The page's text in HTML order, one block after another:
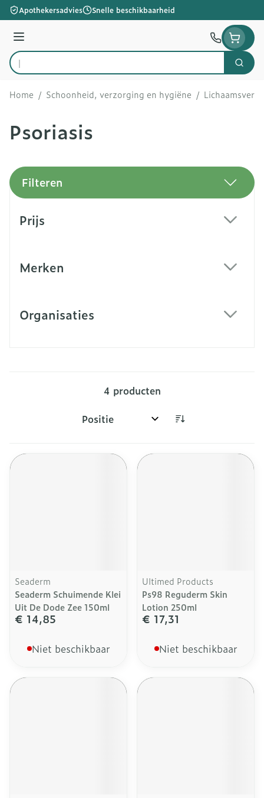
Ga naar de inhoud
Apothekersadvies Snelle beschikbaarheid
Menu
Product, merk, categorie...
Zoek
Home / Schoonheid, verzorging en hygiëne /
Psoriasis
Filteren
Prijs
Merken
Organisaties
4 producten
Sorteer op:
Seaderm
Seaderm Schuimende Klei
Uit De Dode Zee 150ml
€ 14,85
Niet beschikbaar
Ultimed Products
Ps98 Reguderm Skin
Lotion 250ml
€ 17,31
Niet beschikbaar